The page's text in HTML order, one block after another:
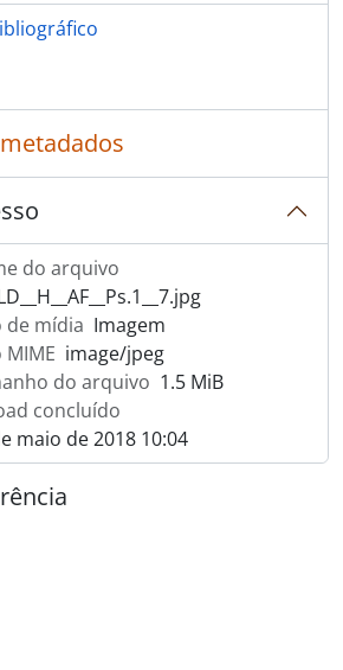
do arquivo
de mídia Imagem
MIME image/jpeg
do arquivo 1.5 MiB
concluído
maio de 2018 10:04